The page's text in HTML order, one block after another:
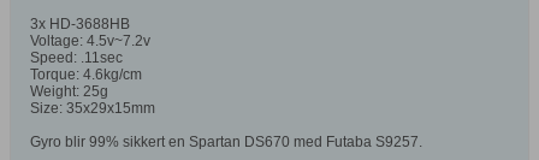
3x HD-3688HB
Voltage: 4.5v~7.2v
Speed: .11sec
Torque: 4.6kg/cm
Weight: 25g
Size: 35x29x15mm
Gyro blir 99% sikkert en Spartan DS670 med Futaba S9257.